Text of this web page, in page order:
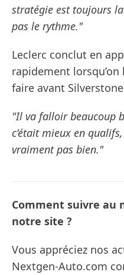
stratégie est toujours
pas le rythme."
Leclerc conclut en
rapidement
faire avant
"Il va falloir beaucoup
c’était mieux en
vraiment pas bien."
Comment suivre au
notre site ?
Vous appréciez nos
Nextgen-Auto.com